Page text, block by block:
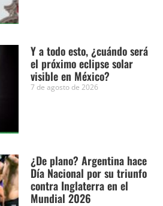
Y a todo esto, ¿cuándo será
el próximo eclipse solar
visible en México?
7 de agosto de 2026
¿De plano? Argentina hace
Día Nacional por su triunfo
contra Inglaterra en el
Mundial 2026